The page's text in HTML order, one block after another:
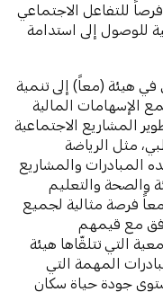
للتفاعل الاجتماعي
للوصول إلى استدامة
هيئة (معاً) إلى تنمية
المالية
المشاريع الاجتماعية
مثل الرياضة
المبادرات والمشاريع
والصحة والتعليم
فرصة مثالية لجميع
مع قيمهم
التي تتلقّاها هيئة
المهمة التي
جودة حياة سكان